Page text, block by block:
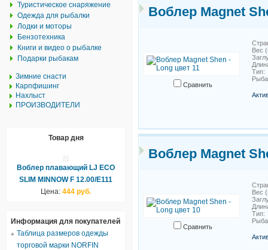
Туристическое снаряжение
Одежда для рыбалки
Лодки и моторы
Бензотехника
Книги и видео о рыбалке
Подарки рыбакам
Зимние снасти
Карпфишинг
Нахлыст
ПРОИЗВОДИТЕЛИ
Товар дня
Воблер плавающий LJ ECO
SLIM MINNOW F 12.00/E111
Цена: 444 руб.
Информация для покупателей
Таблица размеров одежды
торговой марки NORFIN
Воблер Magnet
Сравнить
Вес
Тип:
Воблер Magnet
Сравнить
Вес
Тип: